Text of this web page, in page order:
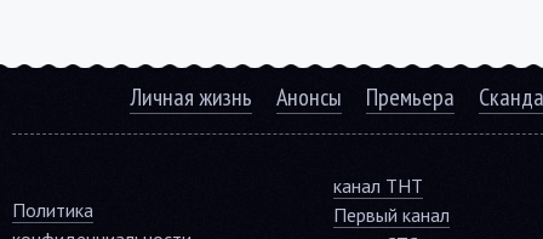
Личная жизнь Анонсы Премьера
Политика
канал ТНТ
Первый канал